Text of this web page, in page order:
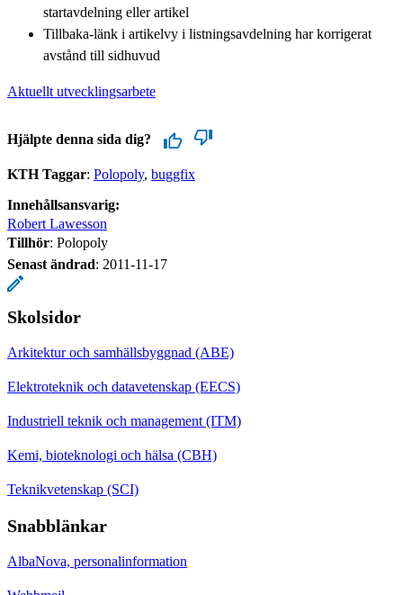
startavdelning eller artikel
Tillbaka-länk i artikelvy i listningsavdelning har korrigerat
avstånd till sidhuvud
Aktuellt utvecklingsarbete
Hjälpte denna sida dig?
KTH Taggar: Polopoly buggfix
Innehållsansvarig:
Robert Lawesson
Tillhör: Polopoly
Senast ändrad: 2011-11-17
Skolsidor
Arkitektur och samhällsbyggnad (ABE)
Elektroteknik och datavetenskap (EECS)
Industriell teknik och management (ITM)
Kemi, bioteknologi och hälsa (CBH)
Teknikvetenskap (SCI)
Snabblänkar
AlbaNova, personalinformation